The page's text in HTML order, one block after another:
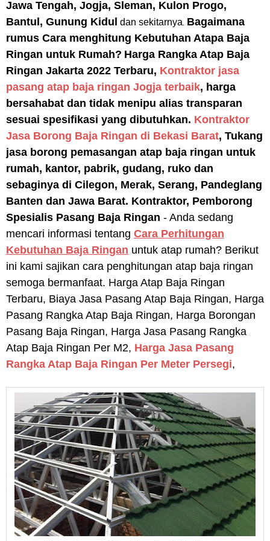
Jawa Tengah, Jogja, Sleman, Kulon Progo,
Bantul, Gunung Kidul dan sekitarnya. Bagaimana
rumus Cara menghitung Kebutuhan Atapa Baja
Ringan untuk Rumah? Harga Rangka Atap Baja
Ringan Jakarta 2022 Terbaru, Kontraktor jasa
pasang atap baja ringan Jogja terbaik, harga
bersahabat dan tidak menipu alias transparan
sesuai spesifikasi yang dibutuhkan. Kontraktor
Jasa Borong Baja Ringan di Bekasi Barat, Tukang
jasa borong pemasangan atap baja ringan untuk
rumah, kantor, pabrik, gudang, ruko dan
sebaginya di Cilegon, Merak, Serang, Pandeglang
Banten dan Jawa Barat. Kontraktor, Pemborong
Spesialis Pasang Baja Ringan - Anda sedang
mencari informasi tentang Cara Perhitungan
Kebutuhan Baja Ringan untuk atap rumah? Berikut
ini kami sajikan cara penghitungan atap baja ringan
semoga bermanfaat. Harga Atap Baja Ringan
Terbaru, Biaya Jasa Pasang Atap Baja Ringan, Harga
Pasang Rangka Atap Baja Ringan, Harga Borongan
Pasang Baja Ringan, Harga Jasa Pasang Rangka
Atap Baja Ringan Per M2, Harga Jasa Pasang
Rangka Atap Baja Ringan Per Meter Persegi,